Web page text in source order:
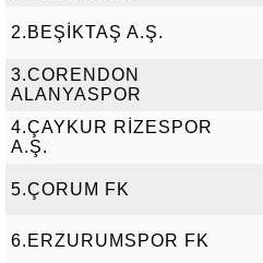
2.BEŞİKTAŞ A.Ş.
3.CORENDON
ALANYASPOR
4.ÇAYKUR RİZESPOR
A.Ş.
5.ÇORUM FK
6.ERZURUMSPOR FK